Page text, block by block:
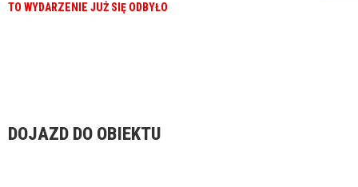
TO WYDARZENIE JUŻ SIĘ ODBYŁO
DOJAZD DO OBIEKTU